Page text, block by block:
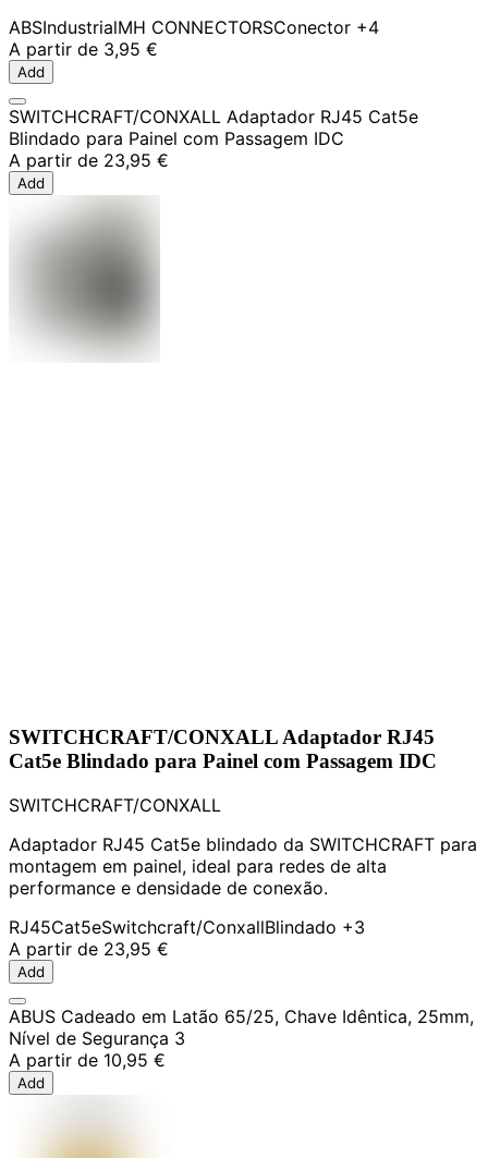
ABSIndustrialMH CONNECTORSConector +4
A partir de 3,95 €
Add
SWITCHCRAFT/CONXALL Adaptador RJ45 Cat5e
Blindado para Painel com Passagem IDC
A partir de 23,95 €
Add
SWITCHCRAFT/CONXALL Adaptador RJ45
Cat5e Blindado para Painel com Passagem IDC
SWITCHCRAFT/CONXALL
Adaptador RJ45 Cat5e blindado da SWITCHCRAFT para
montagem em painel, ideal para redes de alta
performance e densidade de conexão.
RJ45Cat5eSwitchcraft/ConxallBlindado +3
A partir de 23,95 €
Add
ABUS Cadeado em Latão 65/25, Chave Idêntica, 25mm,
Nível de Segurança 3
A partir de 10,95 €
Add